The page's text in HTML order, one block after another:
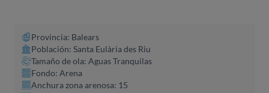
Provincia: Balears
Población: Santa Eulària des Riu
Tamaño de ola: Aguas Tranquilas
Fondo: Arena
Anchura zona arenosa: 15